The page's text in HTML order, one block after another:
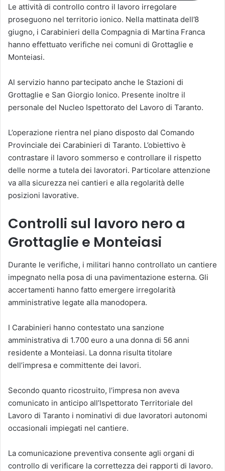
Le attività di controllo contro il lavoro irregolare
proseguono nel territorio ionico. Nella mattinata dell’8
giugno, i Carabinieri della Compagnia di Martina Franca
hanno effettuato verifiche nei comuni di Grottaglie e
Monteiasi.
Al servizio hanno partecipato anche le Stazioni di
Grottaglie e San Giorgio Ionico. Presente inoltre il
personale del Nucleo Ispettorato del Lavoro di Taranto.
L’operazione rientra nel piano disposto dal Comando
Provinciale dei Carabinieri di Taranto. L’obiettivo è
contrastare il lavoro sommerso e controllare il rispetto
delle norme a tutela dei lavoratori. Particolare attenzione
va alla sicurezza nei cantieri e alla regolarità delle
posizioni lavorative.
Controlli sul lavoro nero a
Grottaglie e Monteiasi
Durante le verifiche, i militari hanno controllato un cantiere
impegnato nella posa di una pavimentazione esterna. Gli
accertamenti hanno fatto emergere irregolarità
amministrative legate alla manodopera.
I Carabinieri hanno contestato una sanzione
amministrativa di 1.700 euro a una donna di 56 anni
residente a Monteiasi. La donna risulta titolare
dell’impresa e committente dei lavori.
Secondo quanto ricostruito, l’impresa non aveva
comunicato in anticipo all’Ispettorato Territoriale del
Lavoro di Taranto i nominativi di due lavoratori autonomi
occasionali impiegati nel cantiere.
La comunicazione preventiva consente agli organi di
controllo di verificare la correttezza dei rapporti di lavoro.